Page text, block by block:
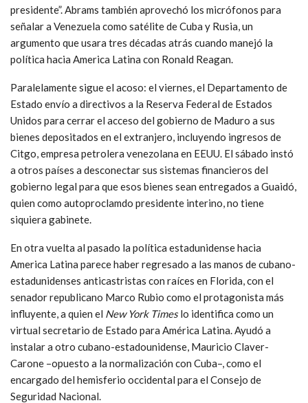
presidente”. Abrams también aprovechó los micrófonos para
señalar a Venezuela como satélite de Cuba y Rusia, un
argumento que usara tres décadas atrás cuando manejó la
política hacia America Latina con Ronald Reagan.
Paralelamente sigue el acoso: el viernes, el Departamento de
Estado envío a directivos a la Reserva Federal de Estados
Unidos para cerrar el acceso del gobierno de Maduro a sus
bienes depositados en el extranjero, incluyendo ingresos de
Citgo, empresa petrolera venezolana en EEUU. El sábado instó
a otros países a desconectar sus sistemas financieros del
gobierno legal para que esos bienes sean entregados a Guaidó,
quien como autoproclamdo presidente interino, no tiene
siquiera gabinete.
En otra vuelta al pasado la política estadunidense hacia
America Latina parece haber regresado a las manos de cubano-
estadunidenses anticastristas con raíces en Florida, con el
senador republicano Marco Rubio como el protagonista más
influyente, a quien el New York Timeslo identifica como un
virtual secretario de Estado para América Latina. Ayudó a
instalar a otro cubano-estadounidense, Mauricio Claver-
Carone –opuesto a la normalización con Cuba–, como el
encargado del hemisferio occidental para el Consejo de
Seguridad Nacional.